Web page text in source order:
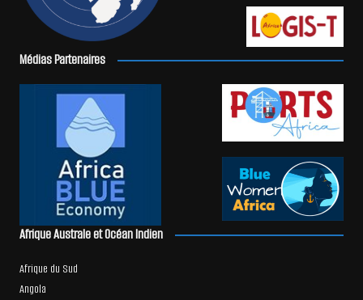
Médias Partenaires
Afrique Australe et Océan Indien
Afrique du Sud
Angola